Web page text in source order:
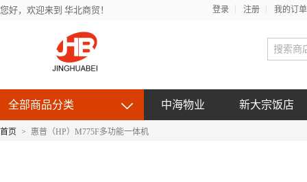
您好，欢迎来到 华北商贸！ 登录 注册 我的订单
全部商品分类 中海物业 新大宗饭店
首页 > 惠普（HP）M775F多功能一体机